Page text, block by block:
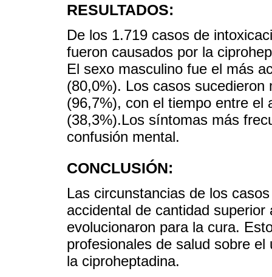
RESULTADOS:
De los 1.719 casos de
fueron causados por la
El sexo masculino fue el más
(80,0%). Los casos
(96,7%), con el tiempo entre el
(38,3%).Los síntomas más
confusión mental.
CONCLUSIÓN:
Las circunstancias de los
accidental de cantidad
evolucionaron para la cura.
profesionales de salud sobre
la ciproheptadina.